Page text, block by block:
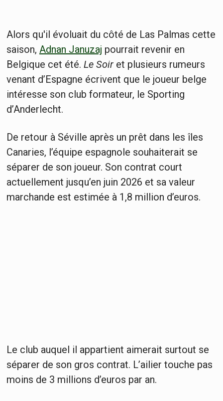
Alors qu'il évoluait du côté de Las Palmas cette
saison, Adnan Januzaj pourrait revenir en
Belgique cet été. Le Soir et plusieurs rumeurs
venant d’Espagne écrivent que le joueur belge
intéresse son club formateur, le Sporting
d’Anderlecht.
De retour à Séville après un prêt dans les îles
Canaries, l’équipe espagnole souhaiterait se
séparer de son joueur. Son contrat court
actuellement jusqu’en juin 2026 et sa valeur
marchande est estimée à 1,8 million d’euros.
Le club auquel il appartient aimerait surtout se
séparer de son gros contrat. L’ailier touche pas
moins de 3 millions d’euros par an.